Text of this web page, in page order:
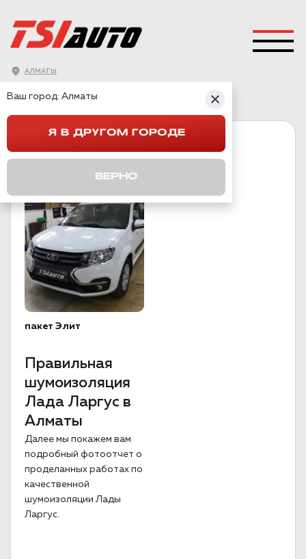
АЛМАТЫ
пакет Элит
Правильная
шумоизоляция
Лада Ларгус в
Алматы
Далее мы покажем вам
подробный фотоотчет о
проделанных работах по
качественной
шумоизоляции Лады
Ларгус.
Ваш город: Алматы
Я В ДРУГОМ ГОРОДЕ
ВЕРНО